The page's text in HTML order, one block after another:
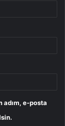
adım, e-posta